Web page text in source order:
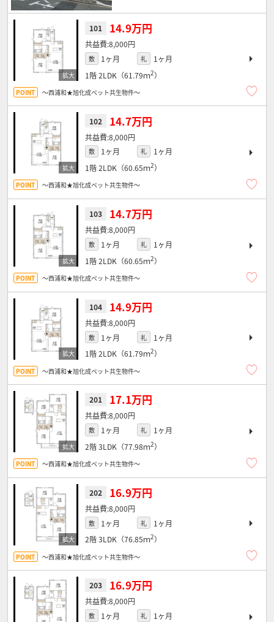
101 14.9万円
8,000円
敷 1ヶ月 礼
1ヶ月
1階2LDK（61.79ｍ2）
～西浦和★旭化成ペット共生物件～
102 14.7万円
8,000円
敷 1ヶ月 礼
1ヶ月
1階2LDK（60.65ｍ2）
～西浦和★旭化成ペット共生物件～
103 14.7万円
8,000円
敷 1ヶ月 礼
1ヶ月
1階2LDK（60.65ｍ2）
～西浦和★旭化成ペット共生物件～
104 14.9万円
8,000円
敷 1ヶ月 礼
1ヶ月
1階2LDK（61.79ｍ2）
～西浦和★旭化成ペット共生物件～
201 17.1万円
8,000円
敷 1ヶ月 礼
1ヶ月
2階3LDK（77.98ｍ2）
～西浦和★旭化成ペット共生物件～
202 16.9万円
8,000円
敷 1ヶ月 礼
1ヶ月
2階3LDK（76.85ｍ2）
～西浦和★旭化成ペット共生物件～
203 16.9万円
8,000円
敷 1ヶ月 礼
1ヶ月